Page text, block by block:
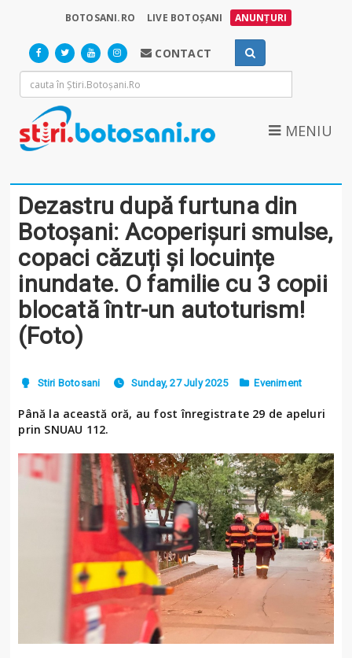
BOTOSANI.RO LIVE BOTOȘANI ANUNȚURI
CONTACT
MENIU
Dezastru după furtuna din
Botoșani: Acoperișuri smulse,
copaci căzuți și locuințe
inundate. O familie cu 3 copii
blocată într-un autoturism!
(Foto)
Stiri Botosani Sunday, 27 July 2025 Eveniment
Până la această oră, au fost înregistrate 29 de apeluri
prin SNUAU 112.